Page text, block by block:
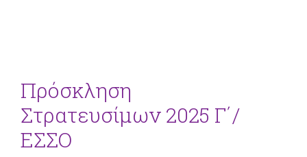
Πρόσκληση
Στρατευσίμων 2025 Γ΄/
ΕΣΣΟ